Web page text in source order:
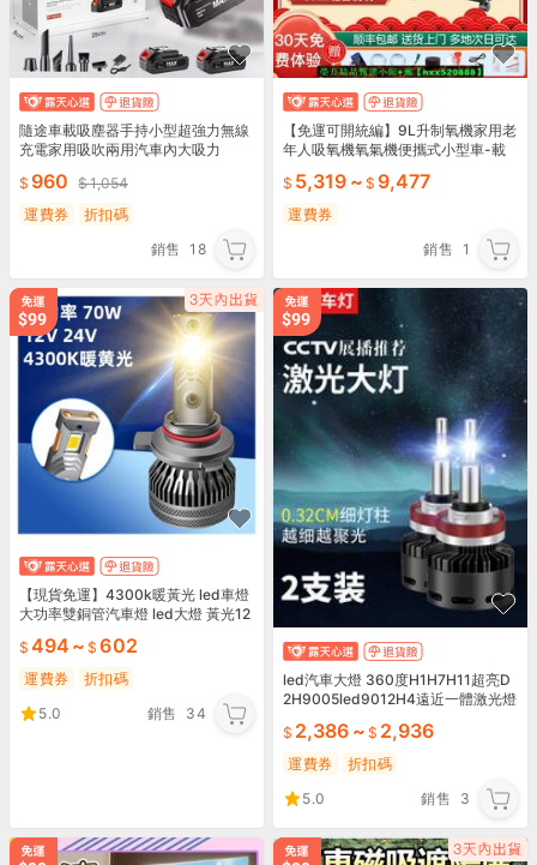
隨途車載吸塵器手持小型超強力無線
充電家用吸吹兩用汽車內大吸力
960
1,054
運費券
折扣碼
銷售 18
【免運可開統編】9L升制氧機家用老
年人吸氧機氧氣機便攜式小型車-載
5,319 ~ 9,477
運費券
銷售 1
【現貨免運】4300k暖黃光 led車燈
大功率雙銅管汽車燈 led大燈 黃光12
494 ~ 602
運費券
折扣碼
5.0
銷售 34
led汽車大燈 360度H1H7H11超亮D
2H9005led9012H4遠近一體激光燈
2,386 ~ 2,936
運費券
折扣碼
5.0
銷售 3